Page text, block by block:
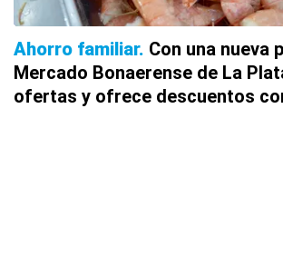
Ahorro familiar Con una nueva
Mercado Bonaerense de La
ofertas y ofrece descuentos